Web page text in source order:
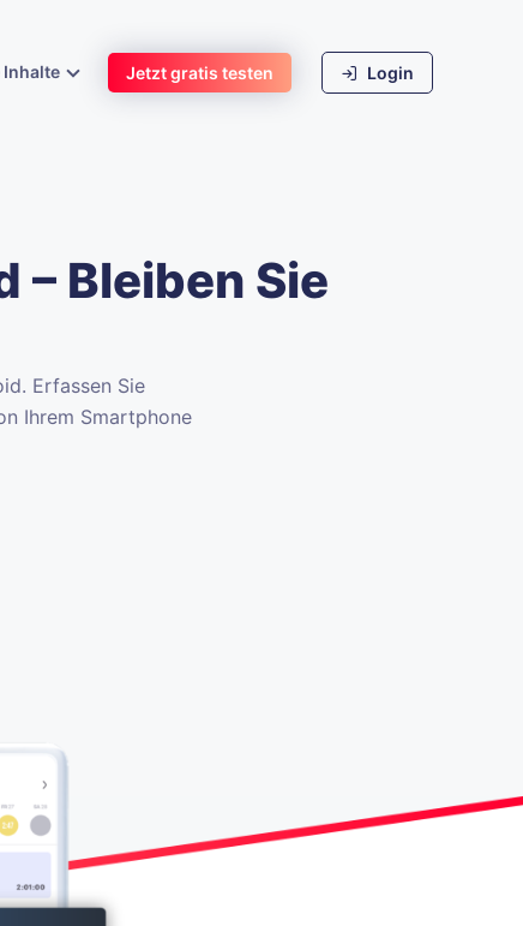
Inhalte Jetzt gratis testen Login
Bleiben Sie
Erfassen Sie
Ihrem Smartphone